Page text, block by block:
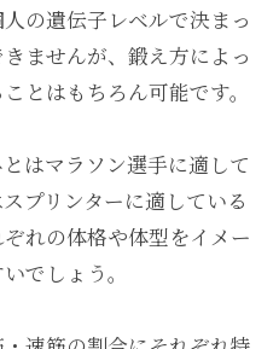
の遺伝子レベルで決まっ
ませんが、鍛え方によっ
とはもちろん可能です。
はマラソン選手に適して
プリンターに適している
れの体格や体型をイメー
でしょう。